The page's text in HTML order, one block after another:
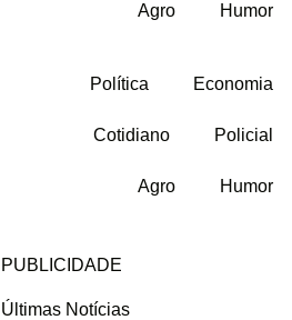
Agro Humor
Política Economia
Cotidiano Policial
Agro Humor
PUBLICIDADE
Últimas Notícias